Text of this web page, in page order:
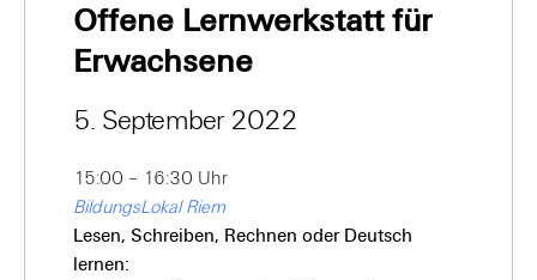
Offene Lernwerkstatt für
Erwachsene
5. September 2022
15:00 – 16:30 Uhr
BildungsLokal Riem
Lesen, Schreiben, Rechnen oder Deutsch
lernen: